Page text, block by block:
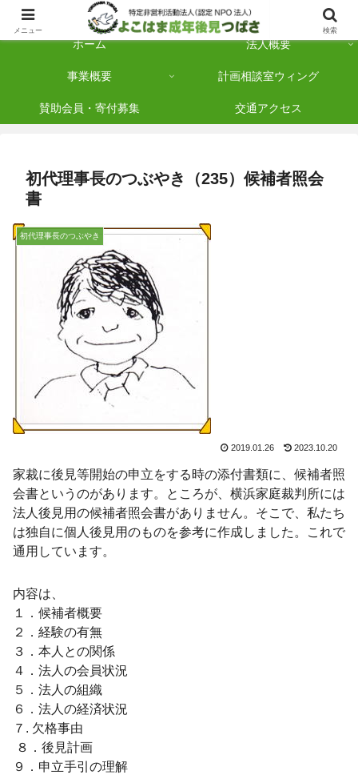
横浜市保土ケ谷区を拠点に「法人後見」を多数手がけている認定NPO法人です
ホーム 法人概要
事業概要 計画相談室ウィング
賛助会員・寄付募集 交通アクセス
初代理事長のつぶやき（235）候補者照会
書
初代理事長のつぶやき
2019.01.26 2023.10.20
家裁に後見等開始の申立をする時の添付書類に、候補者照
会書というのがあります。ところが、横浜家庭裁判所には
法人後見用の候補者照会書がありません。そこで、私たち
は独自に個人後見用のものを参考に作成しました。これで
通用しています。
内容は、
１．候補者概要
２．経験の有無
３．本人との関係
４．法人の会員状況
５．法人の組織
６．法人の経済状況
７. 欠格事由
８．後見計画
９．申立手引の理解
メニュー 検索